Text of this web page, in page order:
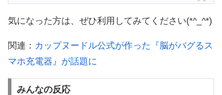
気になった方は、ぜひ利用してみてください(*^_^*)
関連： カップヌードル公式が作った『脳がバグるス
マホ充電器』が話題に
みんなの反応